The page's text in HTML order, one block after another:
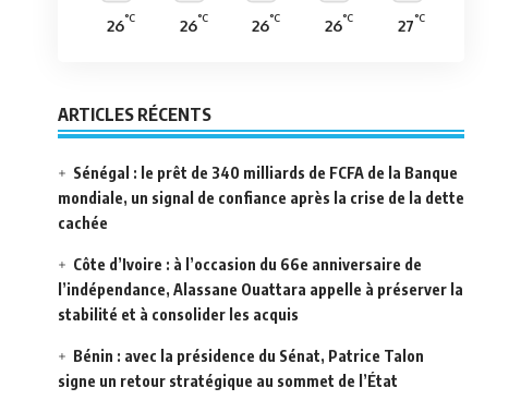
26°C 26°C 26°C 26°C 27°C
ARTICLES RÉCENTS
Sénégal : le prêt de 340 milliards de FCFA de la Banque
mondiale, un signal de confiance après la crise de la dette
cachée
Côte d’Ivoire : à l’occasion du 66e anniversaire de
l’indépendance, Alassane Ouattara appelle à préserver la
stabilité et à consolider les acquis
Bénin : avec la présidence du Sénat, Patrice Talon
signe un retour stratégique au sommet de l’État